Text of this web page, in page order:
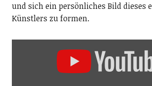
und sich einpersönliches Bilddieses
Künstlers zu formen.